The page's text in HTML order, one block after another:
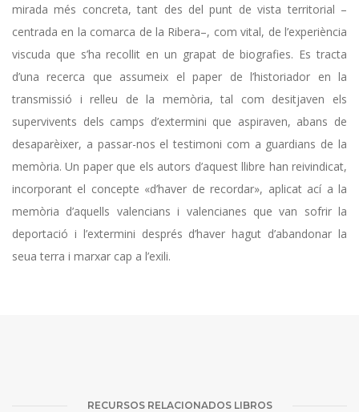
mirada més concreta, tant des del punt de vista territorial –
centrada en la comarca de la Ribera–, com vital, de l’experiència
viscuda que s’ha recollit en un grapat de biografies. Es tracta
d’una recerca que assumeix el paper de l’historiador en la
transmissió i relleu de la memòria, tal com desitjaven els
supervivents dels camps d’extermini que aspiraven, abans de
desaparèixer, a passar-nos el testimoni com a guardians de la
memòria. Un paper que els autors d’aquest llibre han reivindicat,
incorporant el concepte «d’haver de recordar», aplicat ací a la
memòria d’aquells valencians i valencianes que van sofrir la
deportació i l’extermini després d’haver hagut d’abandonar la
seua terra i marxar cap a l’exili.
RECURSOS RELACIONADOS LIBROS